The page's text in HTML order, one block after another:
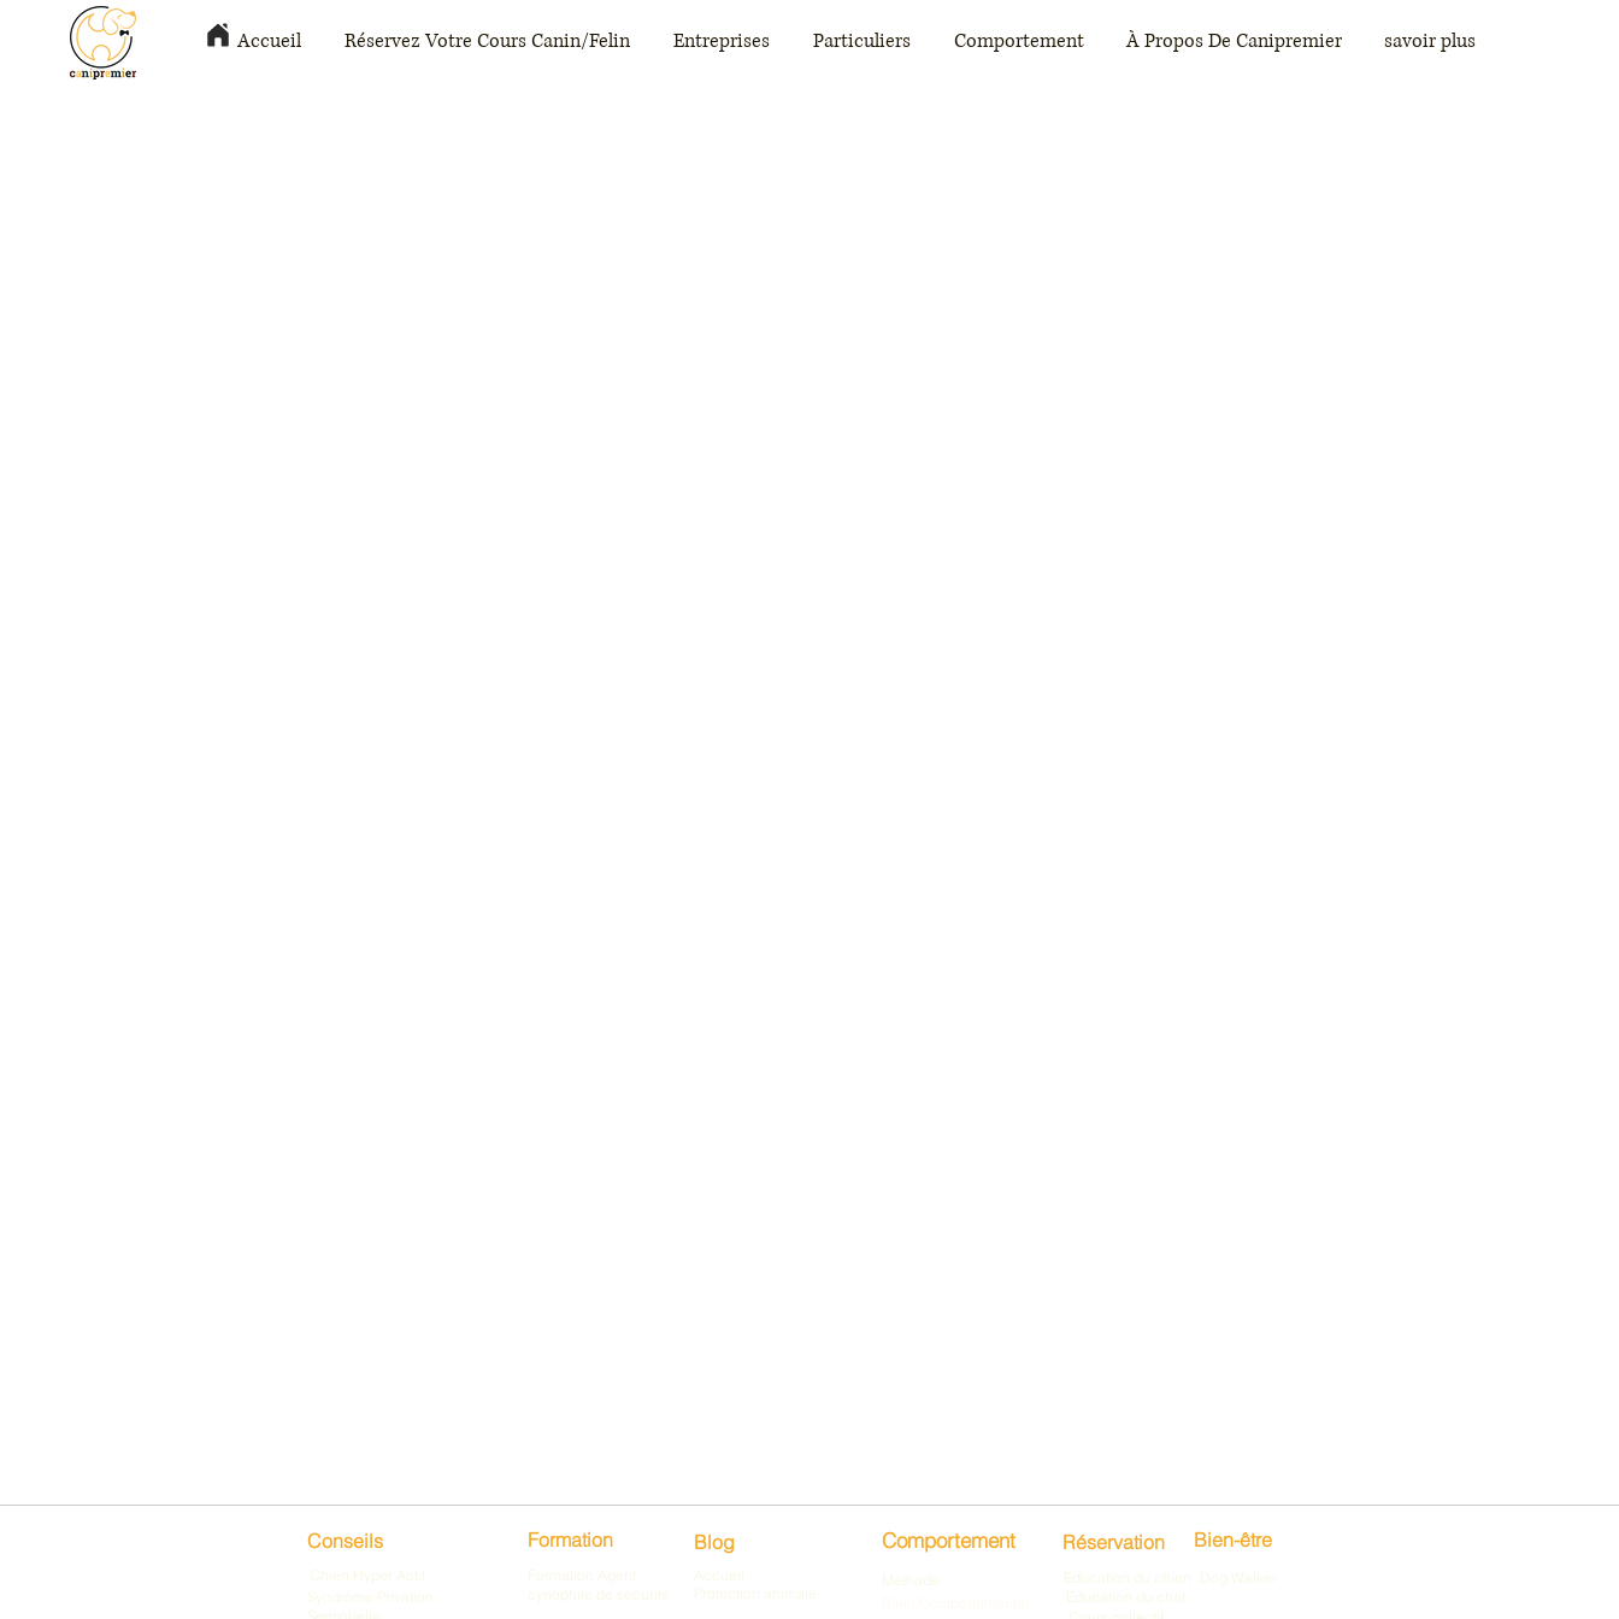
Accueil Réservez Votre Cours Canin/Felin Entreprises Particuliers Comportement À Propos De Canipremier savoir plus
Conseils
Chien Hyper Actif
Syndrome Privation
Formation
Formation Agent
cynophile de sécurité
Blog
Accueil
Protection animale
Comportement Bien-être
Réservation
Méthode
Dog Walker
Education du chien
Education du chat